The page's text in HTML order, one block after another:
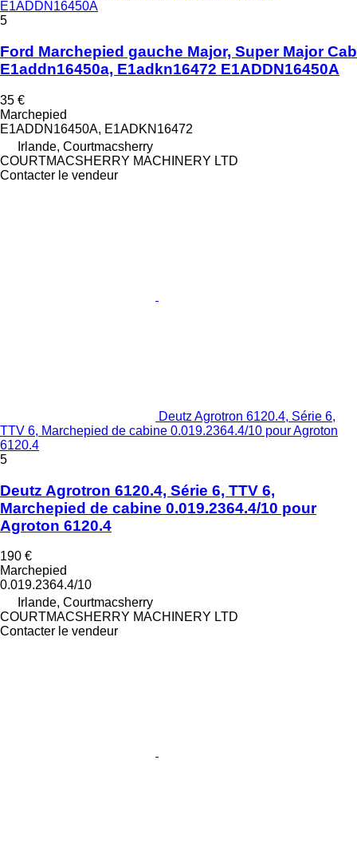
E1ADDN16450A
5
Ford Marchepied gauche Major, Super Major Cab
E1addn16450a, E1adkn16472 E1ADDN16450A
35 €
Marchepied
E1ADDN16450A, E1ADKN16472
Irlande, Courtmacsherry
COURTMACSHERRY MACHINERY LTD
Contacter le vendeur
Deutz Agrotron 6120.4, Série 6,
TTV 6, Marchepied de cabine 0.019.2364.4/10 pour Agroton
6120.4
5
Deutz Agrotron 6120.4, Série 6, TTV 6,
Marchepied de cabine 0.019.2364.4/10 pour
Agroton 6120.4
190 €
Marchepied
0.019.2364.4/10
Irlande, Courtmacsherry
COURTMACSHERRY MACHINERY LTD
Contacter le vendeur